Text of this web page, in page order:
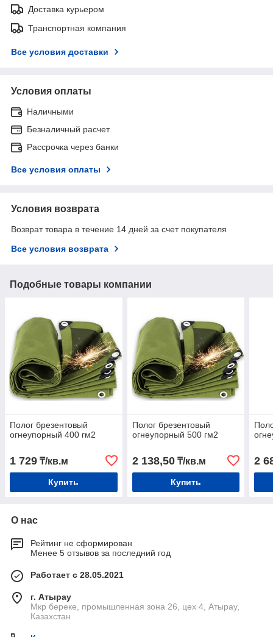
Доставка курьером
Транспортная компания
Все условия доставки
Условия оплаты
Наличными
Безналичный расчет
Рассрочка через банки
Все условия оплаты
Условия возврата
Возврат товара в течение 14 дней за счет покупателя
Все условия возврата
Подобные товары компании
Полог брезентовый
огнеупорный 400 гм2
1 729 ₸/кв.м
Купить
Полог брезентовый
огнеупорный 500 гм2
2 138,50₸/кв.м
Купить
2
О нас
Рейтинг не сформирован
Менее 5 отзывов за последний год
Работает с 28.05.2021
г. Атырау
Мкр береке, промышленная зона 26, цех 4, Атырау,
Казахстан